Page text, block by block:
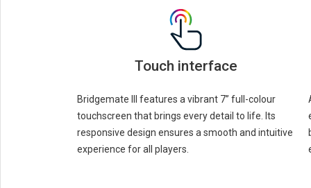
Touch interface
Bridgemate III features a vibrant 7” full-colour
touchscreen that brings every detail to life. Its
responsive design ensures a smooth and intuitive
experience for all players.